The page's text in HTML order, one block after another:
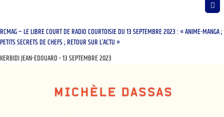
RCMAG – LE LIBRE COURT DE RADIO COURTOISIE DU 13 SEPTEMBRE 2023 : « ANIME-MANGA ;
PETITS SECRETS DE CHEFS ; RETOUR SUR L’ACTU »
KERBIDI JEAN-EDOUARD 13 SEPTEMBRE 2023